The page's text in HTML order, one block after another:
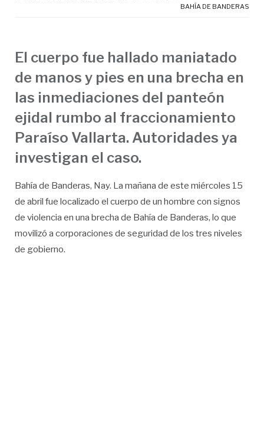
BAHÍA DE BANDERAS
El cuerpo fue hallado maniatado
de manos y pies en una brecha en
las inmediaciones del panteón
ejidal rumbo al fraccionamiento
Paraíso Vallarta. Autoridades ya
investigan el caso.
Bahía de Banderas, Nay. La mañana de este miércoles 15
de abril fue localizado el cuerpo de un hombre con signos
de violencia en una brecha de Bahía de Banderas, lo que
movilizó a corporaciones de seguridad de los tres niveles
de gobierno.